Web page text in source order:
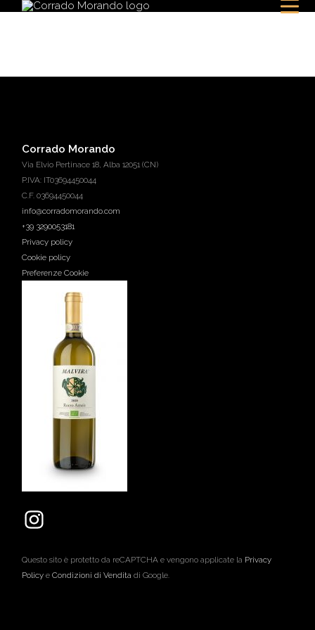
Corrado Morando
Via Elvio Pertinace 18, Alba 12051 (CN)
P.IVA: IT03694450044
C.F. 03694450044
info@corradomorando.com
+39 3290053181
Privacy policy
Cookie policy
Preferenze Cookie
Questo sito è protetto da reCAPTCHA e vengono applicate la Privacy
Policy eCondizioni di Vendita di Google.